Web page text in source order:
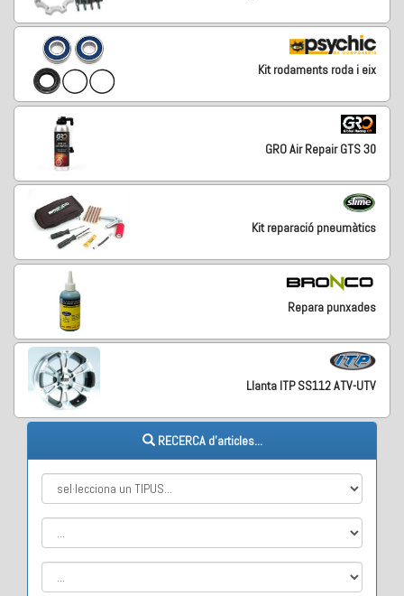
Kit rodaments roda i eix
GRO Air Repair GTS 30
Kit reparació pneumàtics
Repara punxades
Llanta ITP SS112 ATV-UTV
RECERCA d'articles...